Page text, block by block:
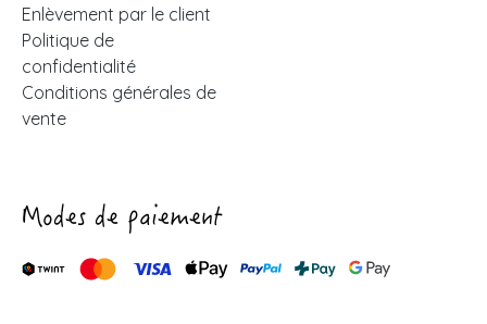
Enlèvement par le client
Politique de
confidentialité
Conditions générales de
vente
Modes de paiement